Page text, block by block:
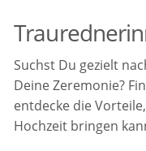
Suchst Du gezielt
Deine Zeremonie?
entdecke die
Hochzeit bringen